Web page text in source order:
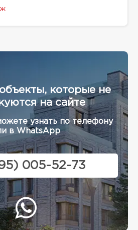
которые не
на сайте
узнать по телефону
в WhatsApp
005-52-73